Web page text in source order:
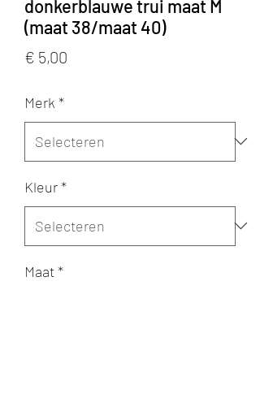
donkerblauwe trui maat M
(maat 38/maat 40)
€ 5,00
Merk *
Kleur*
Maat*